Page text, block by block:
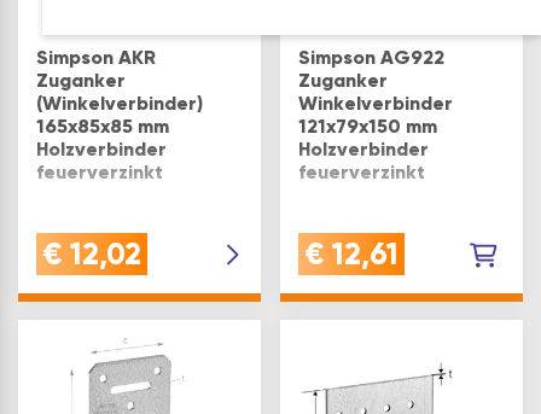
Simpson AKR
Zuganker
(Winkelverbinder)
165x85x85 mm
Holzverbinder
feuerverzinkt
Größe: 165 mm
€ 12,02
Simpson AG922
Zuganker
Winkelverbinder
121x79x150 mm
Holzverbinder
feuerverzinkt
ANWENDUNG: für
tragende Anschlüsse
zwischen Holz / Holz
und Holz /
Beton.Befestigung:
oder Schrauben
CSA5,0xl /
€ 12,61